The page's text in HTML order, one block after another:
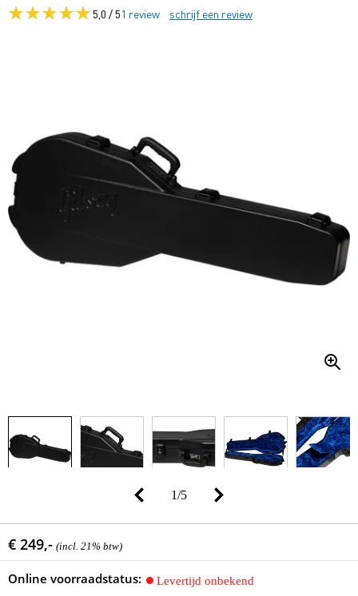
5,0 / 51 review schrijf een review
1/5
€ 249,- (incl. 21% btw)
Online voorraadstatus: Levertijd onbekend